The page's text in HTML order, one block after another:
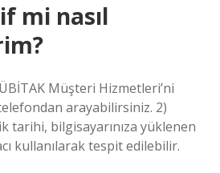
mi nasıl
Müşteri Hizmetleri’ni
arayabilirsiniz. 2)
tarihi, bilgisayarınıza yüklenen
kullanılarak tespit edilebilir.